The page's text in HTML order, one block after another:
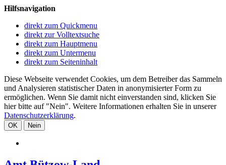
Hilfsnavigation
direkt zum Quickmenu
direkt zur Volltextsuche
direkt zum Hauptmenu
direkt zum Untermenu
direkt zum Seiteninhalt
Diese Webseite verwendet Cookies, um dem Betreiber das Sammeln
und Analysieren statistischer Daten in anonymisierter Form zu
ermöglichen. Wenn Sie damit nicht einverstanden sind, klicken Sie
hier bitte auf "Nein". Weitere Informationen erhalten Sie in unserer
Datenschutzerklärung.
OK Nein